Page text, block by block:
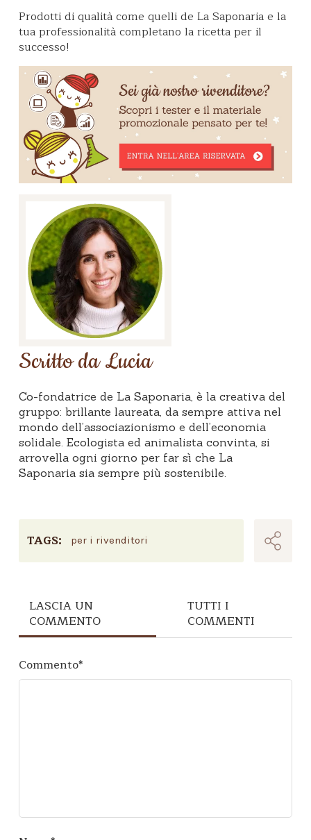
Prodotti di qualità come quelli de La Saponaria e la
tua professionalità completano la ricetta per il
successo!
Scritto da Lucia
Co-fondatrice de La Saponaria, è la creativa del
gruppo: brillante laureata, da sempre attiva nel
mondo dell’associazionismo e dell’economia
solidale. Ecologista ed animalista convinta, si
arrovella ogni giorno per far sì che La
Saponaria sia sempre più sostenibile.
TAGS: per i rivenditori
LASCIA UN
COMMENTO
TUTTI I
COMMENTI
Commento*